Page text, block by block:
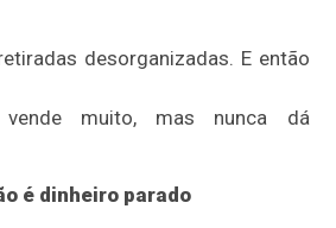
desorganizadas. E então
vende muito, mas nunca dá
é dinheiro parado